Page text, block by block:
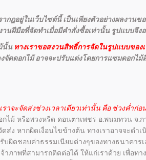
ฎอยู่ในเว็บไซต์นี้ เป็นเพียงตัวอย่างผลงานข
นฝีมือที่จัดทำเมื่อมีคำสั่งซื้อเท่านั้น รูปแบบจึง
นั้น ทางเราขอสงวนสิทธิ์การจัดในรูปแบบของ
ดดอกไม้ อาจจะปรับแต่งโดยการแซมดอกไม้
จะจัดส่งช่วงเวลาเดียวเท่านั้น คือ ช่วงค่ำก่อน
กไม้ หรือพวงหรีด ดอนตาเพชร อ.พนมทวน จ
ส่ง หากผิดเงื่อนไขข้างต้น ทางเราอาจจะดำ
ผิดชอบค่าธรรมเนียมต่างๆของทางธนาคารเ
าพที่สามารถติดต่อได้ ให้แก่เราด้วย เพื่อทา